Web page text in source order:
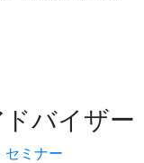
バイザー
セミナー